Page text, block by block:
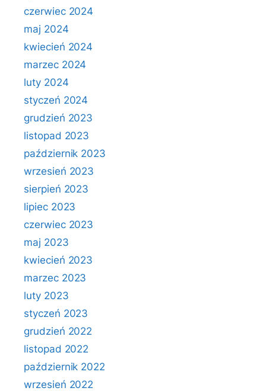
czerwiec 2024
maj 2024
kwiecień 2024
marzec 2024
luty 2024
styczeń 2024
grudzień 2023
listopad 2023
październik 2023
wrzesień 2023
sierpień 2023
lipiec 2023
czerwiec 2023
maj 2023
kwiecień 2023
marzec 2023
luty 2023
styczeń 2023
grudzień 2022
listopad 2022
październik 2022
wrzesień 2022